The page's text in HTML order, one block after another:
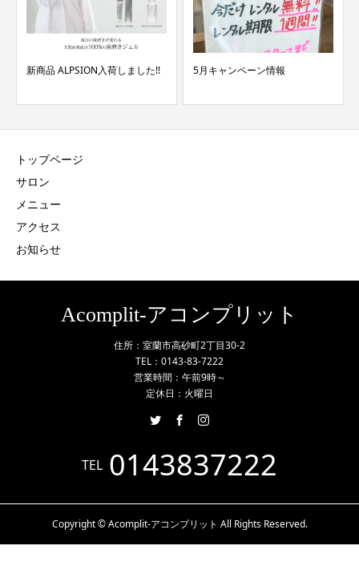
新商品 ALPSION入荷しました!! 5月キャンペーン情報
トップページ
サロン
メニュー
アクセス
お知らせ
Acomplit-アコンプリット
住所：室蘭市高砂町2丁目30-2
TEL：0143-83-7222
営業時間：午前9時～
定休日：火曜日
TEL 0143837222
Copyright © Acomplit-アコンプリット All Rights Reserved.